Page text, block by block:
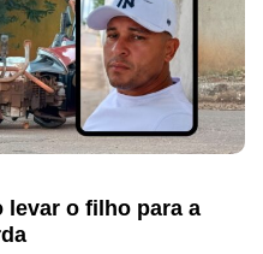
levar o filho para a